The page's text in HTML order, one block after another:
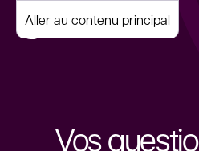
Aller au contenu principal
Vos